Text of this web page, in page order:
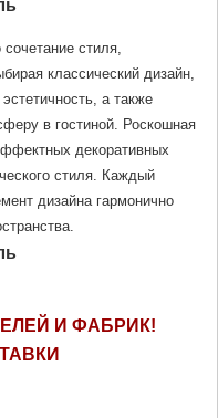
сочетание стиля,
классический дизайн,
а также
в гостиной. Роскошная
декоративных
стиля. Каждый
дизайна гармонично
И ФАБРИК!